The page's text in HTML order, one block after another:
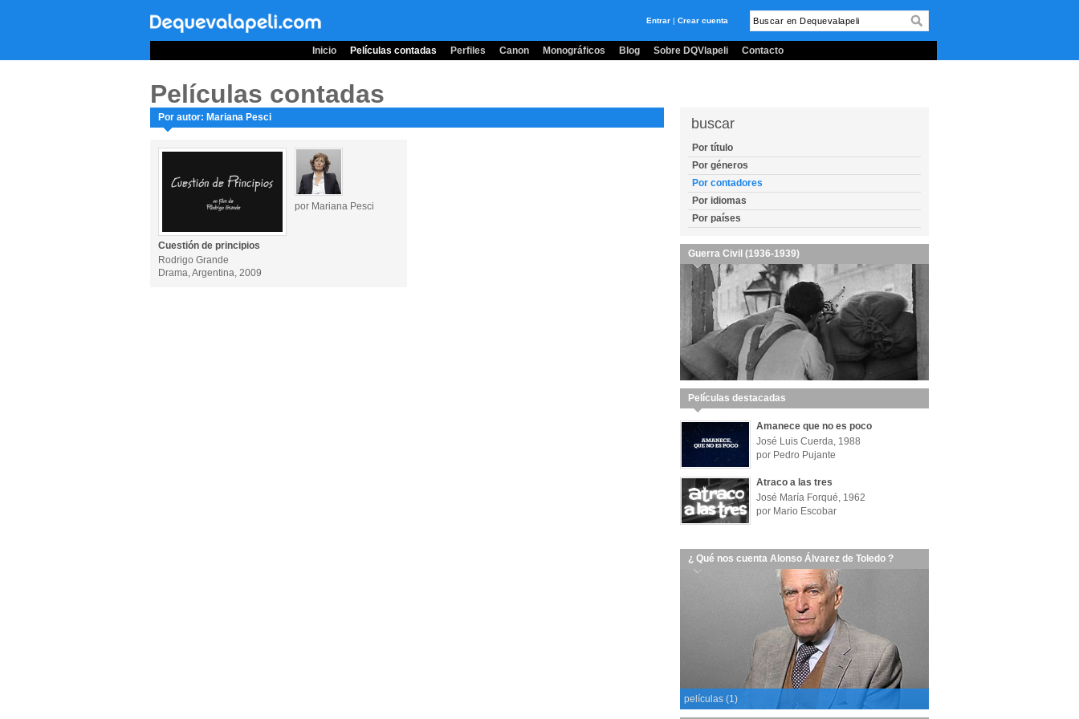
Entrar | Crear cuenta
Inicio Películas contadas Perfiles Canon Monográficos Blog Sobre DQVlapeli Contacto
Películas contadas
Por autor: Mariana Pesci
por Mariana Pesci
Cuestión de principios
Rodrigo Grande
Drama, Argentina, 2009
buscar
Por título
Por géneros
Por contadores
Por idiomas
Por países
Guerra Civil (1936-1939)
Películas destacadas
Amanece que no es poco
José Luis Cuerda, 1988
por Pedro Pujante
Atraco a las tres
José María Forqué, 1962
por Mario Escobar
¿ Qué nos cuenta Alonso Álvarez de Toledo ?
películas (1)